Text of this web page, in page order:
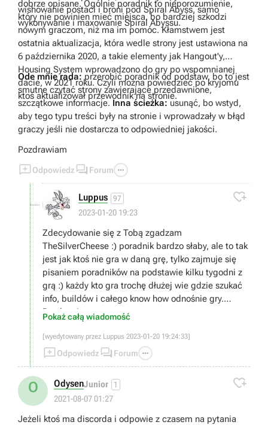
wishowanie postaci i broni pod Spiral Abyss, samo
wykonywanie i maxowanie Spiral Abyssu.
dobrze opisane. Ogólnie poradnik to nieporozumienie,
który nie powinien mieć miejsca, bo bardziej szkodzi
nowym graczom, niż ma im pomóc. Kłamstwem jest
ostatnia aktualizacja, która wedle strony jest ustawiona na
6 października 2020, a takie elementy jak Hangout'y,
Housing System wprowadzono do gry po wspomnianej
dacie, w 2021 roku. Czyli można powiedzieć po kryjomu
ktoś aktualizował przewodnik na stronie.
Ode mnie rada: przerobić poradnik od podstaw, bo to jest
smutne czytać strony zawierające przedawnione,
szczątkowe informacje. Inna ścieżka: usunąć, bo wstyd,
aby tego typu treści były na stronie i wprowadzały w błąd
graczy jeśli nie dostarcza to odpowiedniej jakości.
Pozdrawiam
Odpowiedz  Forum 
Luppus 97
2023-01-20 19:23

Zdecydowanie się z Tobą zgadzam
TheSilverCheese :) poradnik bardzo słaby, ale to tak
jest jak ktoś nie gra w daną grę, tylko zajmuje się
pisaniem poradników na podstawie kilku tygodni z
grą :) każdy kto gra trochę dłużej wie gdzie szukać
info, buildów i całego know how odnośnie gry.
Pozdrawiam
Pokaż całą wiadomość
[wyedytowany przez Luppus 2023-01-20 19:24:33]
Odpowiedz  Forum 
O OdysenJunior 1
2021-08-07 01:27

Jeżeli ktoś ma discorda i odpowie z czasem na pytania